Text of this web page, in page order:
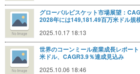
グローバルビスケット市場展望：
2028年には149,181.49百万米ドル規
2025.10.17 18:13
世界のコーンミール産業成長レポー
米ドル、CAGR3.9％達成見込み
2025.10.06 18:46